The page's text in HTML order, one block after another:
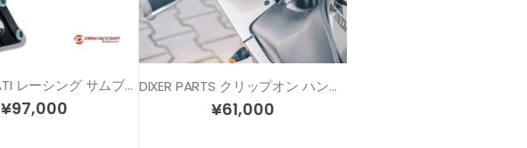
DISCACCIATI レーシング サムブレーキ （ハンドブレーキ + ブラケット)
¥97,000
DIXER PARTS クリップオン ハンドル
¥61,000